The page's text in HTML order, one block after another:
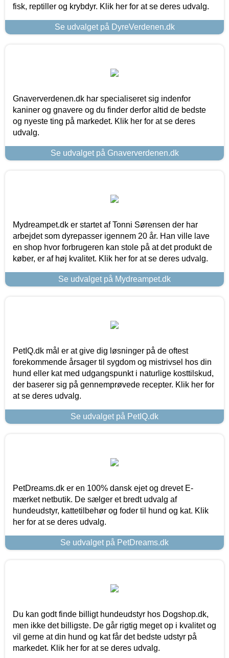
fisk, reptiller og krybdyr. Klik her for at se deres udvalg.
Se udvalget på DyreVerdenen.dk
Gnaververdenen.dk har specialiseret sig indenfor
kaniner og gnavere og du finder derfor altid de bedste
og nyeste ting på markedet. Klik her for at se deres
udvalg.
Se udvalget på Gnaververdenen.dk
Mydreampet.dk er startet af Tonni Sørensen der har
arbejdet som dyrepasser igennem 20 år. Han ville lave
en shop hvor forbrugeren kan stole på at det produkt de
køber, er af høj kvalitet. Klik her for at se deres udvalg.
Se udvalget på Mydreampet.dk
PetIQ.dk mål er at give dig løsninger på de oftest
forekommende årsager til sygdom og mistrivsel hos din
hund eller kat med udgangspunkt i naturlige kosttilskud,
der baserer sig på gennemprøvede recepter. Klik her for
at se deres udvalg.
Se udvalget på PetIQ.dk
PetDreams.dk er en 100% dansk ejet og drevet E-
mærket netbutik. De sælger et bredt udvalg af
hundeudstyr, kattetilbehør og foder til hund og kat. Klik
her for at se deres udvalg.
Se udvalget på PetDreams.dk
Du kan godt finde billigt hundeudstyr hos Dogshop.dk,
men ikke det billigste. De går rigtig meget op i kvalitet og
vil gerne at din hund og kat får det bedste udstyr på
markedet. Klik her for at se deres udvalg.